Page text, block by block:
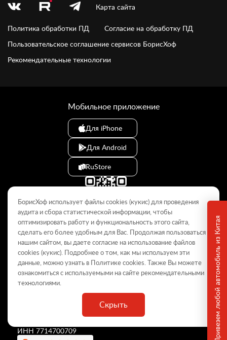
Привезем любой автомобиль из Китая
Карта сайта
Политика обработки ПД
Согласие на обработку ПД
Пользовательское соглашение сервисов БорисХоф
Рекомендательные технологии
© 2009–2026
Данный интернет-сайт носит информационный характер и не
является публичной офертой, определяемой положениями Статьи
437 ГК РФ. Для получения подробной информации обращайтесь в
дилерские центры.
БорисХоф Холдинг»
ИНН 7714700709
Мобильное приложение
Для iPhone
Для Android
RuStore
БорисХоф использует файлы cookies (кукиc) для проведения
аудита и сбора статистической информации, чтобы
оптимизировать работу и функциональность этого сайта,
сделать его более удобным для Вас. Продолжая пользоваться
нашим сайтом, вы даете согласие на использование файлов
cookies (кукиc). Подробнее о том, как мы используем эти
данные, можно узнать в Политикеcookies. Также Вы можете
ознакомиться с используемыми на сайте рекомендательными
технологиями.
Скрыть